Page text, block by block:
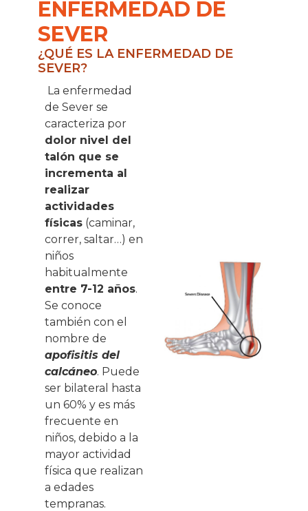
ENFERMEDAD DE
SEVER
¿QUÉ ES LA ENFERMEDAD DE
SEVER?
La enfermedad
de Sever se
caracteriza por
dolor nivel del
talón que se
incrementa al
realizar
actividades
físicas (caminar,
correr, saltar…) en
niños
habitualmente
entre 7-12 años.
Se conoce
también con el
nombre de
apofisitis del
calcáneo. Puede
ser bilateral hasta
un 60% y es más
frecuente en
niños, debido a la
mayor actividad
física que realizan
a edades
tempranas.